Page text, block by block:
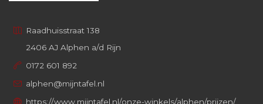
Raadhuisstraat 138
2406 AJ Alphen a/d Rijn
0172 601 892
alphen@mijntafel.nl
https://www.mijntafel.nl/onze-winkels/alphen/prijzen/